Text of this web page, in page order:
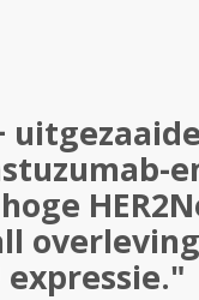
expressie."